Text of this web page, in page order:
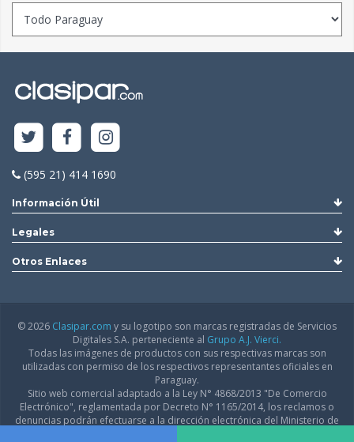
(595 21) 414 1690
Información Útil
Legales
Otros Enlaces
© 2026 Clasipar.com y su logotipo son marcas registradas de Servicios
Digitales S.A. perteneciente al Grupo A.J. Vierci.
Todas las imágenes de productos con sus respectivas marcas son
utilizadas con permiso de los respectivos representantes oficiales en
Paraguay.
Sitio web comercial adaptado a la Ley N° 4868/2013 "De Comercio
Electrónico", reglamentada por Decreto N° 1165/2014, los reclamos o
denuncias podrán efectuarse a la dirección electrónica del Ministerio de